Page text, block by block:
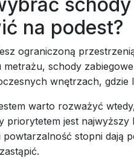
na podest?
ograniczoną
schody
wnętrzach, gdzie
warto rozważyć
priorytetem jest
powtarzalność stopni dają